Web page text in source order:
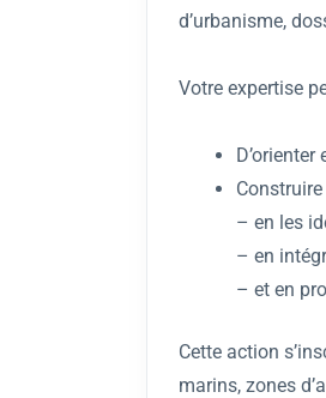
d’urbanisme,
Votre expertise
– en les
– en
– et en
Cette action
marins, zones